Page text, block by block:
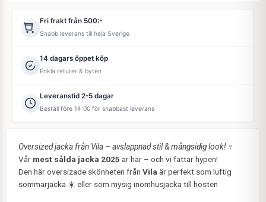
Fri frakt från 500:-
Snabb leverans till hela Sverige
14 dagars öppet köp
Enkla returer & byten
Leveranstid 2-5 dagar
Beställ före 14:00 för snabbast leverans
Oversized jacka från Vila – avslappnad stil & mångsidig look!‍♀️
Vår mest sålda jacka 2025 är här – och vi fattar hypen!
Den här oversizade skönheten från Vila är perfekt som luftig
sommarjacka ☀️ eller som mysig inomhusjacka till hösten